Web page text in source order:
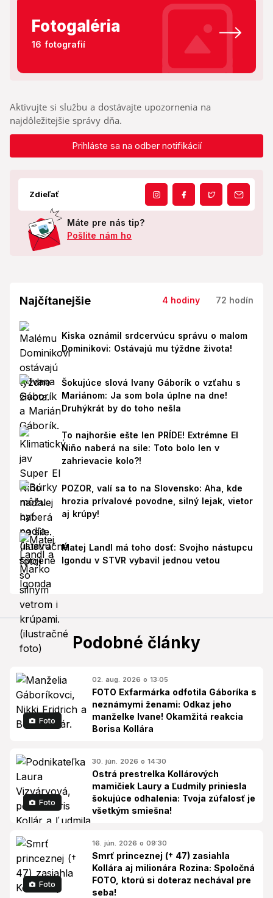
Fotogaléria
16 fotografií
Aktivujte si službu a dostávajte upozornenia na
najdôležitejšie správy dňa.
Prihláste sa na odber notifikácií
Zdieľať
Máte pre nás tip?
Pošlite nám ho
Najčítanejšie 4 hodiny 72 hodín
Kiska oznámil srdcervúcu správu o malom
Dominikovi: Ostávajú mu týždne života!
Šokujúce slová Ivany Gáborík o vzťahu s
Mariánom: Ja som bola úplne na dne!
Druhýkrát by do toho nešla
To najhoršie ešte len PRÍDE! Extrémne El
Niño naberá na sile: Toto bolo len v
zahrievacie kolo?!
POZOR, valí sa to na Slovensko: Aha, kde
hrozia prívalové povodne, silný lejak, vietor
aj krúpy!
Matej Landl má toho dosť: Svojho nástupcu
Igondu v STVR vybavil jednou vetou
Podobné články
Foto
02. aug. 2026 o 13:05
FOTO Exfarmárka odfotila Gáboríka s
neznámymi ženami: Odkaz jeho
manželke Ivane! Okamžitá reakcia
Borisa Kollára
Foto
30. jún. 2026 o 14:30
Ostrá prestrelka Kollárových
mamičiek Laury a Ľudmily priniesla
šokujúce odhalenia: Tvoja zúfalosť je
všetkým smiešna!
Foto
16. jún. 2026 o 09:30
Smrť princeznej († 47) zasiahla
Kollára aj milionára Rozina: Spoločná
FOTO, ktorú si doteraz nechával pre
seba!